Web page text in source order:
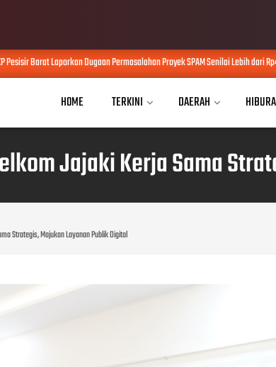
Barat Laporkan Dugaan Permasalahan Proyek SPAM Senilai Lebih dari Rp4
HOME TERKINI DAERAH
Jajaki Kerja Sama
Strategis, Majukan Layanan Publik Digital